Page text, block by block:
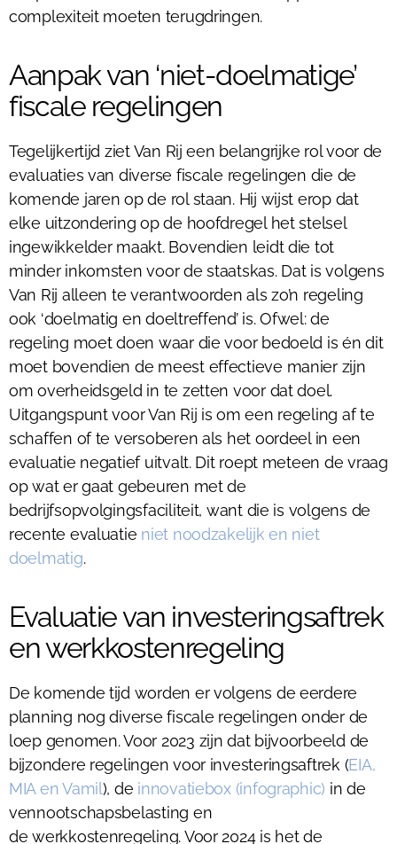
complexiteit moeten terugdringen.
Aanpak van ‘niet-doelmatige’
fiscale regelingen
Tegelijkertijd ziet Van Rij een belangrijke rol voor de
evaluaties van diverse fiscale regelingen die de
komende jaren op de rol staan. Hij wijst erop dat
elke uitzondering op de hoofdregel het stelsel
ingewikkelder maakt. Bovendien leidt die tot
minder inkomsten voor de staatskas. Dat is volgens
Van Rij alleen te verantwoorden als zo’n regeling
ook ‘doelmatig en doeltreffend’ is. Ofwel: de
regeling moet doen waar die voor bedoeld is én dit
moet bovendien de meest effectieve manier zijn
om overheidsgeld in te zetten voor dat doel.
Uitgangspunt voor Van Rij is om een regeling af te
schaffen of te versoberen als het oordeel in een
evaluatie negatief uitvalt. Dit roept meteen de vraag
op wat er gaat gebeuren met de
bedrijfsopvolgingsfaciliteit, want die is volgens de
recente evaluatie niet noodzakelijk en niet
doelmatig.
Evaluatie van investeringsaftrek
en werkkostenregeling
De komende tijd worden er volgens de eerdere
planning nog diverse fiscale regelingen onder de
loep genomen. Voor 2023 zijn dat bijvoorbeeld de
bijzondere regelingen voor investeringsaftrek (EIA,
MIA en Vamil ), de innovatiebox (infographic) in de
vennootschapsbelasting en
de werkkostenregeling. Voor 2024 is het de